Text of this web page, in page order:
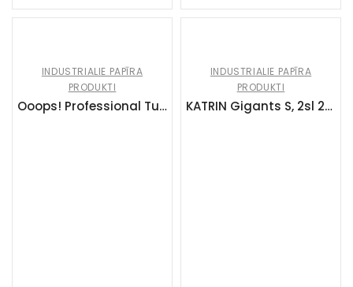
INDUSTRIALIE PAPĪRA
PRODUKTI
Ooops! Professional Tualetes papīrs Midi Jumbo 2 kārtas (1×6 ruļļi)
INDUSTRIALIE PAPĪRA
PRODUKTI
KATRIN Gigants S, 2sl 200m, tual.papīrs